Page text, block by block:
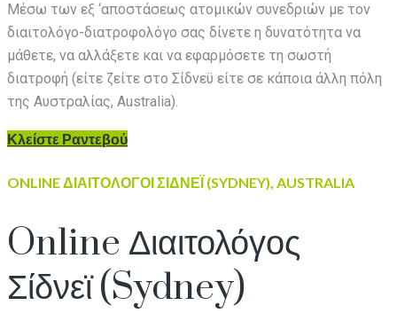
Μέσω των εξ ‘αποστάσεως ατομικών συνεδριών με τον
διαιτολόγο-διατροφολόγο σας δίνετε η δυνατότητα να
μάθετε, να αλλάξετε και να εφαρμόσετε τη σωστή
διατροφή (είτε ζείτε στο Σίδνεϋ είτε σε κάποια άλλη πόλη
της Αυστραλίας, Australia).
Κλείστε Ραντεβού
ONLINE ΔΙΑΙΤΟΛΟΓΟΙ ΣΙΔΝΕΪ (SYDNEY), AUSTRALIA
Online Διαιτολόγος
Σίδνεϊ (Sydney)